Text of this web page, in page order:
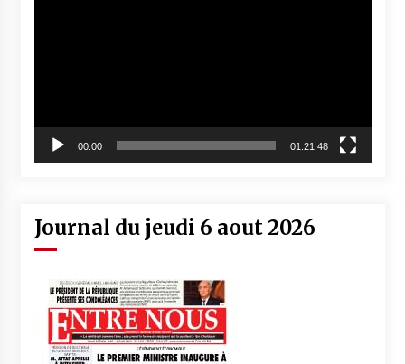
00:00 01:21:48
Journal du jeudi 6 aout 2026